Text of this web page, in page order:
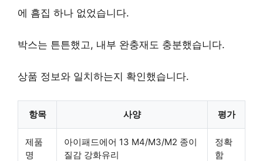
에 흠집 하나 없었습니다.
박스는 튼튼했고, 내부 완충재도 충분했습니다.
상품 정보와 일치하는지 확인했습니다.
항목 사양 평가
제품
명
아이패드에어 13 M4/M3/M2 종이
질감 강화유리
정확
함